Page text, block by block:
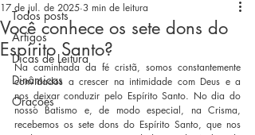
Todos posts
Artigos
Dicas de Leitura
Dinâmicas
Orações
Você conhece os sete dons do
Espírito Santo?
17 de jul. de 2025 3 min de leitura
Na caminhada da fé cristã, somos constantemente
convidados a crescer na intimidade com Deus e a
nos deixar conduzir pelo Espírito Santo. No dia do
nosso Batismo e, de modo especial, na Crisma,
recebemos os sete dons do Espírito Santo, que nos